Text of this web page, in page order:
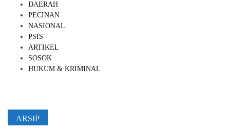
DAERAH
PECINAN
NASIONAL
PSIS
ARTIKEL
SOSOK
HUKUM & KRIMINAL
ARSIP